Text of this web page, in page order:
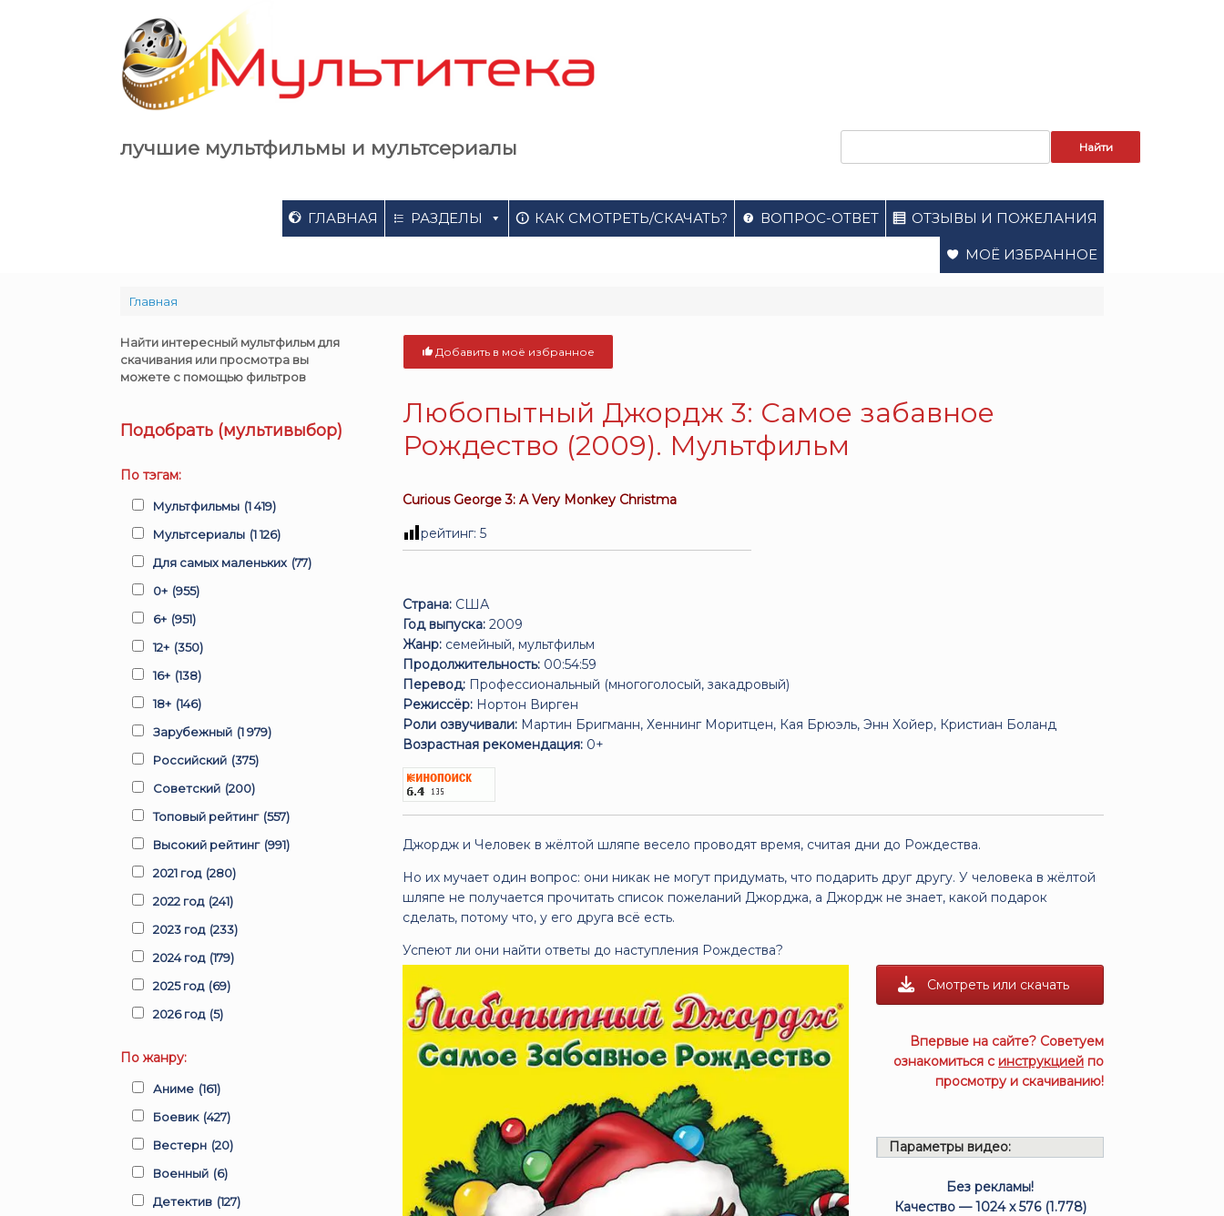
лучшие мультфильмы и мультсериалы
ГЛАВНАЯ РАЗДЕЛЫ КАК СМОТРЕТЬ/СКАЧАТЬ? ВОПРОС-ОТВЕТ ОТЗЫВЫ И ПОЖЕЛАНИЯ
МОЁ ИЗБРАННОЕ
Главная
Добавить в моё избранное
Любопытный Джордж 3: Самое забавное
Рождество (2009). Мультфильм
Curious George 3: A Very Monkey Christma
рейтинг:5
Страна: США
Год выпуска: 2009
Жанр: семейный, мультфильм
Продолжительность: 00:54:59
Перевод: Профессиональный (многоголосый, закадровый)
Режиссёр: Нортон Вирген
Роли озвучивали: Мартин Бригманн, Хеннинг Моритцен, Кая Брюэль, Энн Хойер, Кристиан Боланд
Возрастная рекомендация: 0+
Джордж и Человек в жёлтой шляпе весело проводят время, считая дни до Рождества.
Но их мучает один вопрос: они никак не могут придумать, что подарить друг другу. У человека в жёлтой
шляпе не получается прочитать список пожеланий Джорджа, а Джордж не знает, какой подарок
сделать, потому что, у его друга всё есть.
Успеют ли они найти ответы до наступления Рождества?
Смотреть или скачать
Впервые на сайте? Советуем
ознакомиться с инструкцией по
просмотру и скачиванию!
Параметры видео:
Без рекламы!
Качество — 1024 x 576 (1.778)
Найти интересный мультфильм для
скачивания или просмотра вы
можете с помощью фильтров
Подобрать (мультивыбор)
По тэгам:
Мультфильмы (1 419)
Мультсериалы (1 126)
Для самых маленьких (77)
0+ (955)
6+ (951)
12+ (350)
16+ (138)
18+ (146)
Зарубежный (1 979)
Российский (375)
Советский (200)
Топовый рейтинг (557)
Высокий рейтинг (991)
2021 год (280)
2022 год (241)
2023 год (233)
2024 год (179)
2025 год (69)
2026 год (5)
По жанру:
Аниме (161)
Боевик (427)
Вестерн (20)
Военный (6)
Детектив (127)